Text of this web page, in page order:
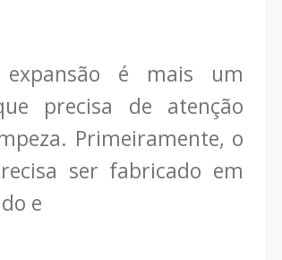
é mais um
precisa de atenção
Primeiramente, o
ser fabricado em
e